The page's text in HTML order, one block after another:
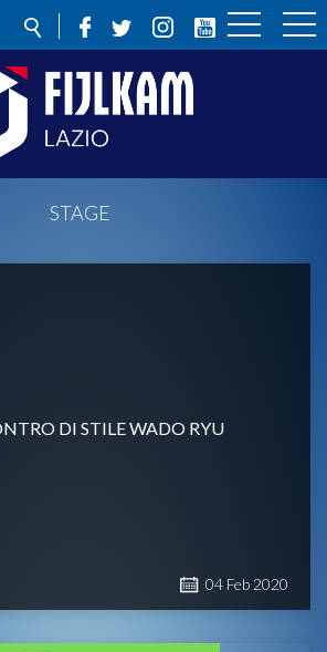
STAGE
DI STILE WADO RYU
04 Feb 2020